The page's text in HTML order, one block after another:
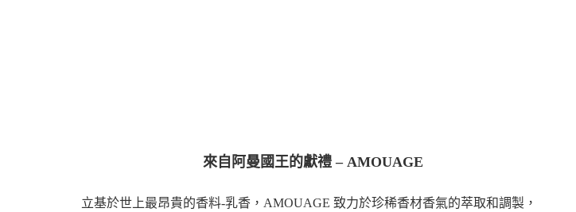
來自阿曼國王的獻禮 – AMOUAGE
立基於世上最昂貴的香料-乳香，AMOUAGE 致力於珍稀香材香氣的萃取和調製，